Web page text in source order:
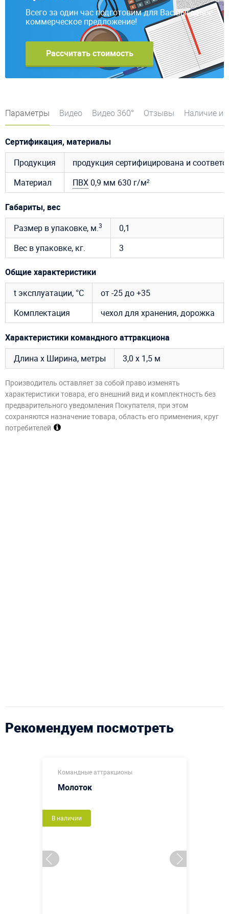
Всего за один час подготовим для Вас выгодное
коммерческое предложение!
Рассчитать стоимость
Параметры Видео Видео 360° Отзывы Наличие и
Сертификация, материалы
Продукция
продукция сертифицирована и
Материал
ПВХ0,9 мм 630 г/м²
Габариты, вес
Размер в упаковке, м.3
0,1
Вес в упаковке, кг.
3
Общие характеристики
t эксплуатации, °C
от -25 до +35
Комплектация
чехол для хранения, дорожка
Характеристики командного аттракциона
Длина х Ширина, метры
3,0 х 1,5 м
Производитель оставляет за собой право изменять
характеристики товара, его внешний вид и комплектность без
предварительного уведомления Покупателя, при этом
сохраняются назначение товара, область его применения, круг
потребителей
Рекомендуем посмотреть
Командные аттракционы
Молоток
В наличии